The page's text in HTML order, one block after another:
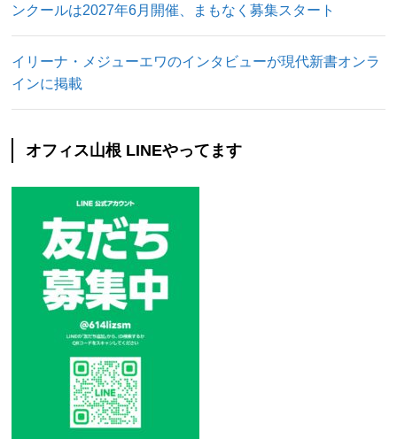
ンクールは2027年6月開催、まもなく募集スタート
イリーナ・メジューエワのインタビューが現代新書オンラ
インに掲載
オフィス山根 LINEやってます